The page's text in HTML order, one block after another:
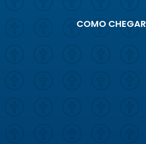
COMO CHEGAR